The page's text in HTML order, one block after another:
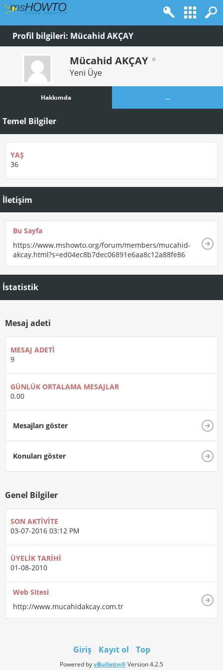
Profil bilgileri: Mücahid AKÇAY
Mücahid AKÇAY
Yeni Üye
Hakkımda ...
Temel Bilgiler
YAŞ
36
İletişim
Bu Sayfa
https://www.mshowto.org/forum/members/mucahid-
akcay.html?s=ed04ec8b7dec06891e6aa8c12a88fe86
İstatistik
Mesaj adeti
MESAJ ADETI
9
GÜNLÜK ORTALAMA MESAJLAR
0.00
Mesajları göster
Konuları göster
Genel Bilgiler
SON AKTIVITE
03-07-2016 03:12 PM
ÜYELIK TARIHI
01-08-2010
Web Sitesi
http://www.mucahidakcay.com.tr
Giriş Kayıt ol Top
Powered byvBulletin®Version 4.2.5